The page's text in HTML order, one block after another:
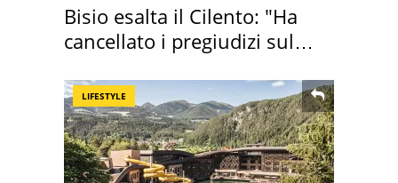
Bisio esalta il Cilento: "Ha
cancellato i pregiudizi sul
LIFESTYLE